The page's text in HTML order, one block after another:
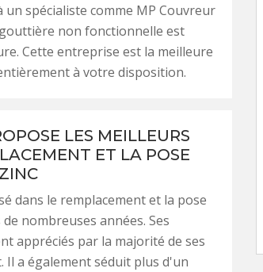
un spécialiste comme MP Couvreur
non fonctionnelle est
Cette entreprise est la meilleure
à votre disposition.
LES MEILLEURS
ET LA POSE
dans le remplacement et la pose
nombreuses années. Ses
appréciés par la majorité de ses
Il a également séduit plus d'un